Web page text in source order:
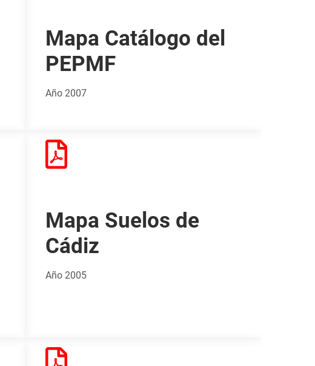
Mapa Catálogo del
PEPMF
Año 2007
Mapa Suelos de
Cádiz
Año 2005